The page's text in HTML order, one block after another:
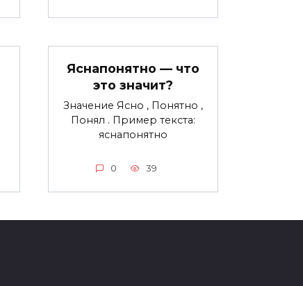
Яснапонятно — что
это значит?
Значение Ясно , Понятно ,
Понял . Пример текста:
яснапонятно
0 39